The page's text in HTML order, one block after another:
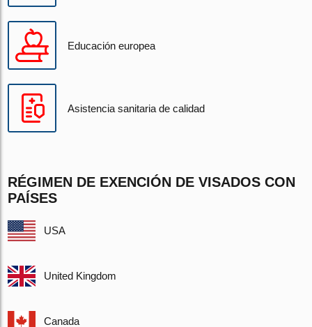
Educación europea
Asistencia sanitaria de calidad
RÉGIMEN DE EXENCIÓN DE VISADOS CON
PAÍSES
USA
United Kingdom
Canada